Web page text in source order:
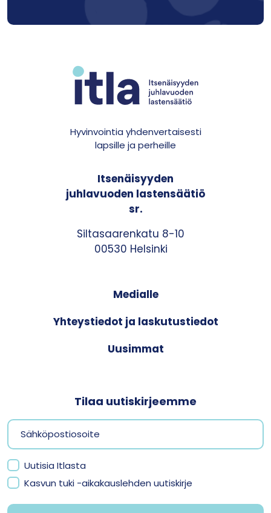
Hyvinvointia yhdenvertaisesti
lapsille ja perheille
Itsenäisyyden
juhlavuoden lastensäätiö
sr.
Siltasaarenkatu 8-10
00530 Helsinki
Medialle
Yhteystiedot ja laskutustiedot
Uusimmat
Tilaa uutiskirjeemme
Uutisia Itlasta
Kasvun tuki -aikakauslehden uutiskirje